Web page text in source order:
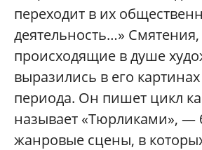
переходит в их
деятельность…» Смятения,
происходящие в душе
выразились в его
периода. Он пишет цикл
называет «Тюрликами»,
жанровые сцены, в